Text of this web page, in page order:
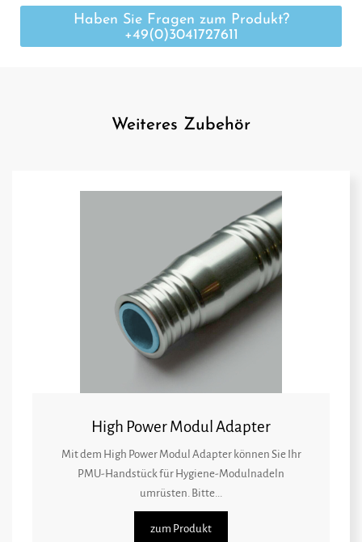
Haben Sie Fragen zum Produkt?
+49(0)3041727611
Weiteres Zubehör
High Power Modul Adapter
Mit dem High Power Modul Adapter können Sie Ihr
PMU-Handstück für Hygiene-Modulnadeln
umrüsten. Bitte...
zum Produkt